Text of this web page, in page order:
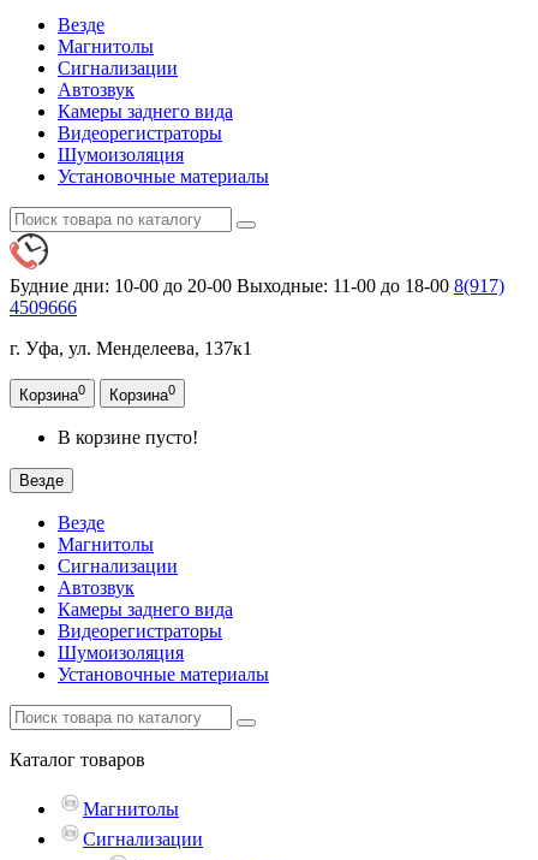
Везде
Магнитолы
Сигнализации
Автозвук
Камеры заднего вида
Видеорегистраторы
Шумоизоляция
Установочные материалы
Будние дни: 10-00 до 20-00 Выходные: 11-00 до 18-00 8(917)
4509666
г. Уфа, ул. Менделеева, 137к1
Корзина0 Корзина0
В корзине пусто!
Везде
Везде
Магнитолы
Сигнализации
Автозвук
Камеры заднего вида
Видеорегистраторы
Шумоизоляция
Установочные материалы
Каталог товаров
Магнитолы
Сигнализации